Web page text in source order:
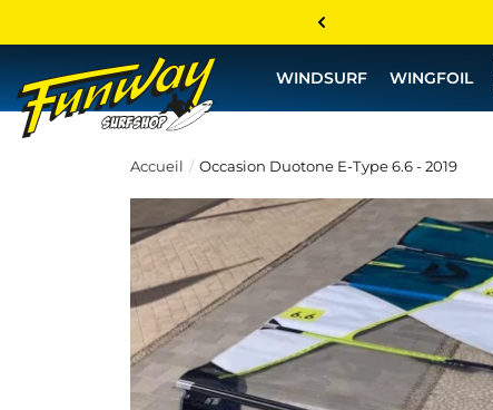
WINDSURF WINGFOIL
Accueil Occasion Duotone E-Type 6.6 - 2019